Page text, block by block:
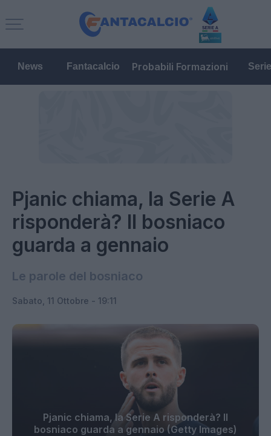
News Fantacalcio Probabili Formazioni
Pjanic chiama, la Serie A
risponderà? Il bosniaco
guarda a gennaio
Le parole del bosniaco
Sabato, 11 Ottobre - 19:11
Pjanic chiama, la Serie A risponderà? Il
bosniaco guarda a gennaio (Getty Images)